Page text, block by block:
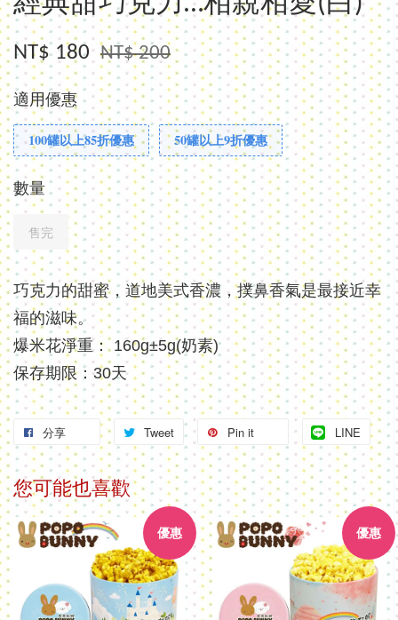
NT$ 180 NT$ 200
適用優惠
100罐以上85折優惠 50罐以上9折優惠
數量
售完
巧克力的甜蜜，道地美式香濃，撲鼻香氣是最接近幸
福的滋味。
爆米花淨重： 160g±5g(奶素)
保存期限：30天
分享 Tweet Pin it LINE
您可能也喜歡
優惠 優惠